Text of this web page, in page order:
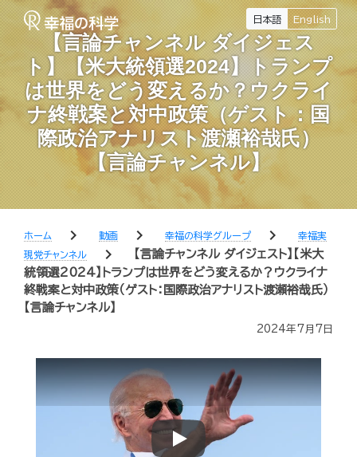
日本語 English
【言論チャンネル ダイジェス
ト】【米大統領選2024】トランプ
は世界をどう変えるか？ウクライ
ナ終戦案と対中政策（ゲスト：国
際政治アナリスト渡瀬裕哉氏）
【言論チャンネル】
ホーム chevron_right 動画 chevron_right 幸福の科学グループ chevron_right
幸福実
現党チャンネル
chevron_right
【言論チャンネル ダイジェスト】【米大
統領選2024】トランプは世界をどう変えるか？ウクライナ
終戦案と対中政策（ゲスト：国際政治アナリスト渡瀬裕哉氏）
【言論チャンネル】
2024年7月7日
Play